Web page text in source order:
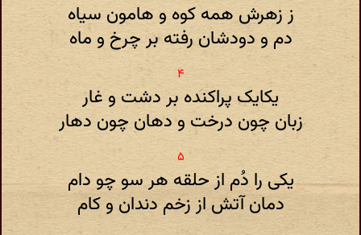
ز زهرش همه کوه و هامون سیاه
دم و دودشان رفته بر چرخ و ماه
یکایک پراکنده بر دشت و غار
زبان چون درخت و دهان چون دهار
یکی را دُم از حلقه هر سو چو دام
دمان آتش از زخم دندان و کام